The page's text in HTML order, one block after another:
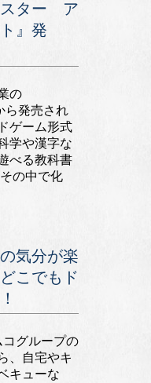
ター ア
』発
の
ら発売され
ゲーム形式
学や漢字な
べる教科書
の中で化
気分が楽
こでもド
グループの
、自宅やキ
キューな